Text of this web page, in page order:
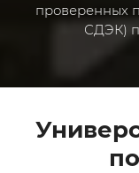
проверенных
СДЭК)